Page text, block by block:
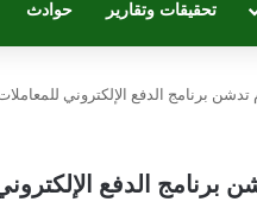
تحقيقات وتقارير حوادث
تدشن برنامج الدفع الإلكتروني
برنامج الدفع